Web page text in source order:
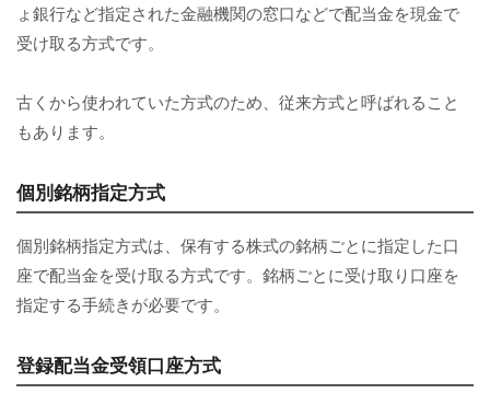
ょ銀行など指定された金融機関の窓口などで配当金を現金で
受け取る方式です。
古くから使われていた方式のため、従来方式と呼ばれること
もあります。
個別銘柄指定方式
個別銘柄指定方式は、保有する株式の銘柄ごとに指定した口
座で配当金を受け取る方式です。銘柄ごとに受け取り口座を
指定する手続きが必要です。
登録配当金受領口座方式